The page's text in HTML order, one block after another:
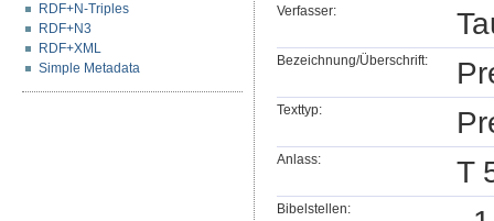
RDF+N-Triples
RDF+N3
RDF+XML
Simple Metadata
Verfasser:
Bezeichnung/Überschrift:
Texttyp:
Anlass: T
Bibelstellen: